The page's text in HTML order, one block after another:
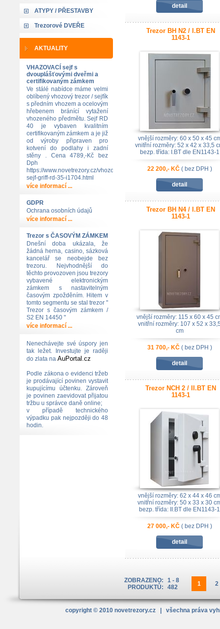
ATYPY / PŘESTAVBY
Trezorové DVEŘE
AKTUALITY
VHAZOVACÍ sejf s
dvouplášťovými dveřmi a
certifikovaným zámkem
Ve stálé nabídce máme velmi
oblíbený vhozový trezor / sejfík
s předním vhozem a ocelovým
hřebenem bránící vytažení
vhozeného předmětu. Sejf RD
40 je vybaven kvalitním
certifikovaným zámkem a je již
od výroby připraven pro
kotvení do podlahy i zadní
stěny . Cena 4789,-Kč bez
Dph
https://www.novetrezory.cz/vhozovy-
sejf-griff-rd-35-i1704.html
více informací ...
GDPR
Ochrana osobních údajů
více informací ...
Trezor s ČASOVÝM ZÁMKEM
Dnešní doba ukázala, že
žádná herna, casino, sázková
kancelář se neobejde bez
trezoru. Nejvhodnější do
těchto provozoven jsou trezory
vybavené elektronickým
zámkem s nastavitelným
časovým zpožděním. Hitem v
tomto segmentu se stal trezor "
Trezor s časovým zámkem /
S2 EN 14450 "
více informací ...
Nenechávejte své úspory jen
tak ležet. Investujte je raději
do zlata na AuPortal.cz
Podle zákona o evidenci tržeb
je prodávající povinen vystavit
kupujícímu účtenku. Zároveň
je povinen zaevidovat přijatou
tržbu u správce daně online;
v případě technického
výpadku pak nejpozději do 48
hodin.
detail
Trezor BH N2 / I.BT EN
1143-1
vnější rozměry: 60 x 50 x 45
vnitřní rozměry: 52 x 42 x 33,5
bezp. třída: I.BT dle EN1143-1
22 200,- KČ( bez DPH )
detail
Trezor BH N4 / I.BT EN
1143-1
vnější rozměry: 115 x 60 x 45
vnitřní rozměry: 107 x 52 x
cm
bezp. třída: I.BT dle EN1143-1
31 700,- KČ( bez DPH )
detail
Trezor NCH 2 / II.BT EN
1143-1
vnější rozměry: 62 x 44 x 46
vnitřní rozměry: 50 x 33 x 30
bezp. třída: II.BT dle EN1143-1
27 000,- KČ( bez DPH )
detail
ZOBRAZENO:
PRODUKTŮ:
1 - 8
482
1 2
copyright © 2010 novetrezory.cz | všechna práva